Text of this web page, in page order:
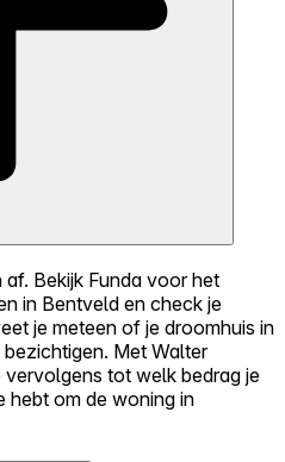
Bekijk Funda voor het
in Bentveld en check je
je meteen of je droomhuis in
Met Walter
tot welk bedrag je
hebt om de woning in